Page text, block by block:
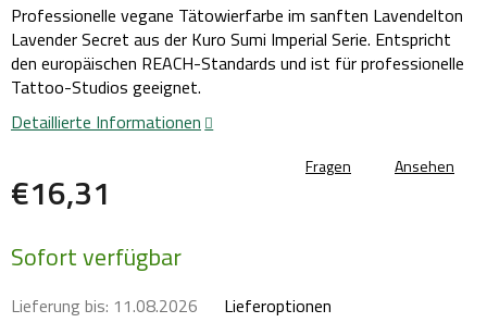
€16,31
Sofort verfügbar
Lieferung bis: 11.08.2026 Lieferoptionen
Professionelle vegane Tätowierfarbe im sanften Lavendelton
Lavender Secret aus der Kuro Sumi Imperial Serie. Entspricht
den europäischen REACH-Standards und ist für professionelle
Tattoo-Studios geeignet.
Detaillierte Informationen
Fragen Ansehen